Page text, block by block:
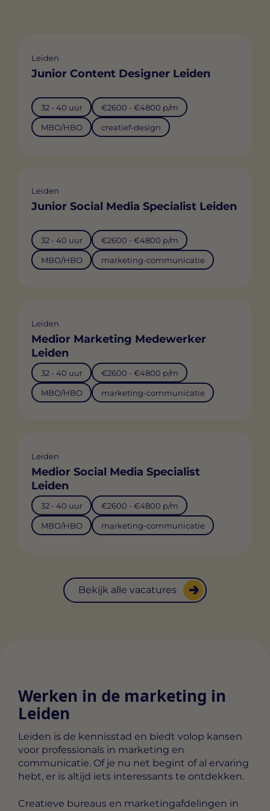
Leiden
Junior Content Designer Leiden
32 - 40 uur €2600 - €4800 p/m
MBO/HBO creatief-design
Leiden
Junior Social Media Specialist Leiden
32 - 40 uur €2600 - €4800 p/m
MBO/HBO marketing-communicatie
Leiden
Medior Marketing Medewerker
Leiden
32 - 40 uur €2600 - €4800 p/m
MBO/HBO marketing-communicatie
Leiden
Medior Social Media Specialist
Leiden
32 - 40 uur €2600 - €4800 p/m
MBO/HBO marketing-communicatie
Bekijk alle vacatures
Werken in de marketing in
Leiden
Leiden is de kennisstad en biedt volop kansen
voor professionals in marketing en
communicatie. Of je nu net begint of al ervaring
hebt, er is altijd iets interessants te ontdekken.
Creatieve bureaus en marketingafdelingen in